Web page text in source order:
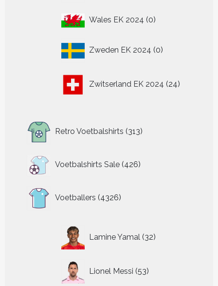
Wales EK 2024 00
Zweden EK 2024 0
producten
Zwitserland EK 2024 24
producten
Retro Voetbalshirts 313
producten
Voetbalshirts Sale 426
426
producten
Voetballers 4326
producten
Lamine Yamal 32
producten
Lionel Messi 53
producten